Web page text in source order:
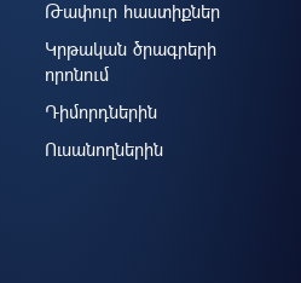
Թափուր հաստիքներ
Կրթական ծրագրերի
որոնում
Դիմորդներին
Ուսանողներին